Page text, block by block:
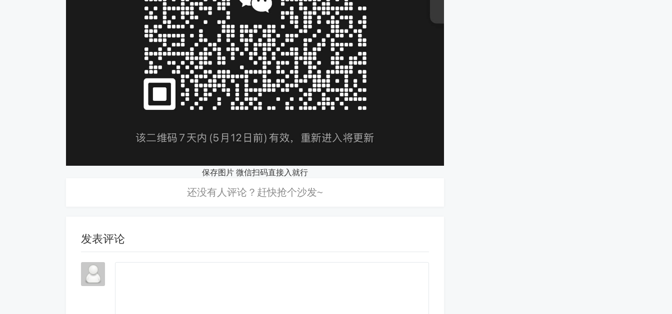
保存图片 微信扫码直接入就行
发表评论